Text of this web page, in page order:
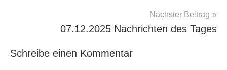
Nächster Beitrag
07.12.2025 Nachrichten des Tages
Schreibe einen Kommentar